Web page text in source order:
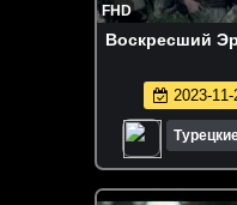
FHD
Воскресший
2023-